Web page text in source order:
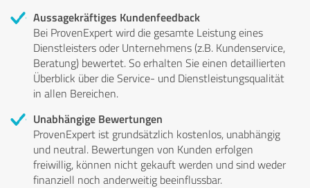
Aussagekräftiges Kundenfeedback
Bei ProvenExpert wird die gesamte Leistung eines
Dienstleisters oder Unternehmens (z.B. Kundenservice,
Beratung) bewertet. So erhalten Sie einen detaillierten
Überblick über die Service- und Dienstleistungsqualität
in allen Bereichen.
Unabhängige Bewertungen
ProvenExpert ist grundsätzlich kostenlos, unabhängig
und neutral. Bewertungen von Kunden erfolgen
freiwillig, können nicht gekauft werden und sind weder
finanziell noch anderweitig beeinflussbar.